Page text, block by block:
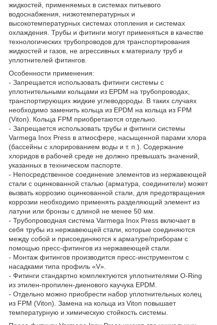
жидкостей, применяемых в системах питьевого
водоснабжения, низкотемпературных и
высокотемпературных системах отопления и системах
охлаждения. Трубы и фитинги могут применяться в качестве
технологических трубопроводов для транспортирования
жидкостей и газов, не агрессивных к материалу труб и
уплотнителей фитингов.
Особенности применения:
- Запрещается использовать фитинги системы с
уплотнительными кольцами из EPDM на трубопроводах,
транспортирующих жидкие углеводороды. В таких случаях
необходимо заменить кольца из EPDM на кольца из FPM
(Viton). Кольца FPM приобретаются отдельно.
- Запрещается использовать трубы и фитинги системы
Varmega Inox Press в атмосфере, насыщенной парами хлора
(бассейны с хлорированием воды и т. п.). Содержание
хлоридов в рабочей среде не должно превышать значений,
указанных в техническом паспорте.
- Непосредственное соединение элементов из нержавеющей
стали с оцинкованной сталью (арматура, соединители) может
вызвать коррозию оцинкованной стали, для предотвращения
коррозии необходимо применять разделяющий элемент из
латуни или бронзы с длиной не менее 50 мм.
- Трубопроводная система Varmega Inox Press включает в
себя трубы из нержавеющей стали, которые соединяются
между собой и присоединяются к арматуре/приборам с
помощью пресс-фитингов из нержавеющей стали.
- Монтаж фитингов производится пресс-инструментом с
насадками типа профиль «V».
- Фитинги стандартно комплектуются уплотнителями O-Ring
из этилен-пропилен-диенового каучука EPDM.
- Отдельно можно приобрести набор уплотнительных колец
из FPM (Viton). Замена на кольца из Viton повышает
температурную и химическую стойкость системы.